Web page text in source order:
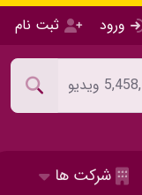
ورود ثبت نام
شرکت ها